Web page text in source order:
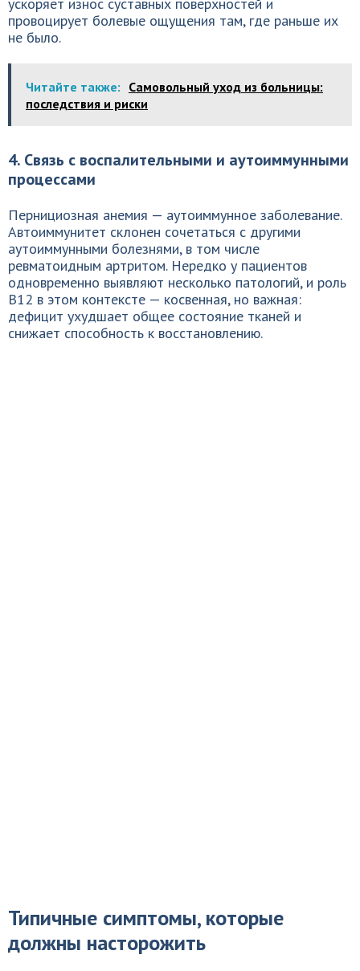
провоцирует болевые ощущения там, где раньше их
не было.
Читайте также: Самовольный уход из больницы:
последствия и риски
4. Связь с воспалительными и аутоиммунными
процессами
Пернициозная анемия — аутоиммунное заболевание.
Автоиммунитет склонен сочетаться с другими
аутоиммунными болезнями, в том числе
ревматоидным артритом. Нередко у пациентов
одновременно выявляют несколько патологий, и роль
B12 в этом контексте — косвенная, но важная:
дефицит ухудшает общее состояние тканей и
снижает способность к восстановлению.
Типичные симптомы, которые
должны насторожить